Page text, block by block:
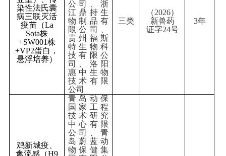
染性法氏囊
病三联灭活
疫苗（La
Sota株
+SW001株
+VP2蛋白
悬浮培养）
公司、浙
江鼎持生
物制品有
限公司、
贵州福斯
特生物科
技有限公
司、洛阳
惠中生物
技术有限
公司
三类
（2026）
新兽药
证字24号
3年
鸡新城疫、
禽流感（H9
青岛动保
国家工程
技术研究
中心有限
公司、青
岛蔚蓝动
物保健集